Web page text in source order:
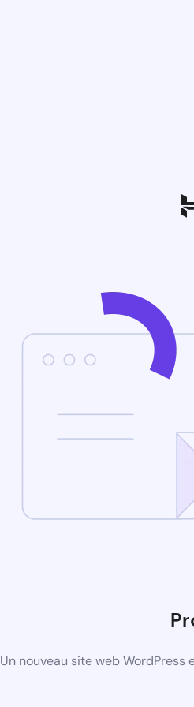
Un nouveau site web